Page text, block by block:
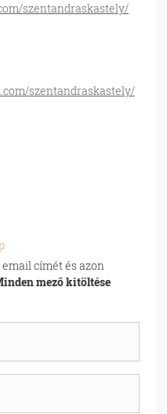
szentandraskastely/
szentandraskastely/
címét és azon
mező kitöltése